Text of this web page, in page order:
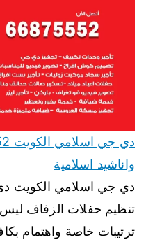
واناشيد اسلامية
دي جي اسلامي الكويت
تنظيم حفلات الزفاف ليس
ترتيبات خاصة واهتمام